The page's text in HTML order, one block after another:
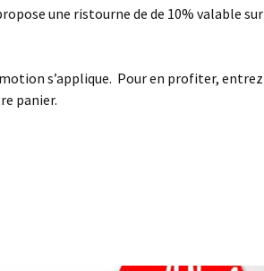
une ristourne de de 10% valable sur
s’applique. Pour en profiter, entrez
panier.